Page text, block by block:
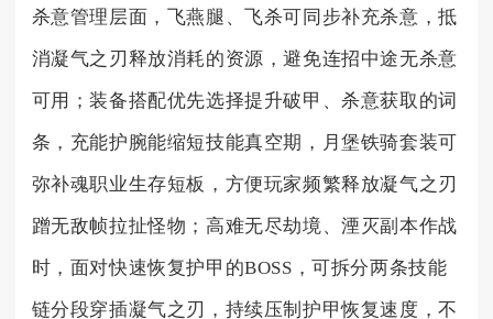
杀意管理层面，飞燕腿、飞杀可同步补充杀意，抵
消凝气之刃释放消耗的资源，避免连招中途无杀意
可用；装备搭配优先选择提升破甲、杀意获取的词
条，充能护腕能缩短技能真空期，月堡铁骑套装可
弥补魂职业生存短板，方便玩家频繁释放凝气之刃
蹭无敌帧拉扯怪物；高难无尽劫境、湮灭副本作战
时，面对快速恢复护甲的BOSS，可拆分两条技能
链分段穿插凝气之刃，持续压制护甲恢复速度，不